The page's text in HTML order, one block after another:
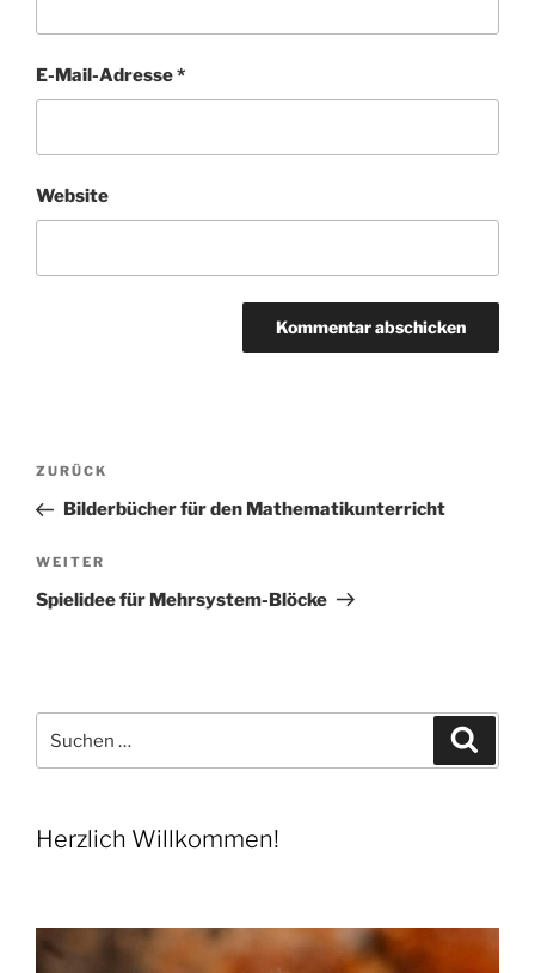
E-Mail-Adresse*
Website
Beitragsnavigation
Vorheriger
Beitrag
ZURÜCK
Bilderbücher für den Mathematikunterricht
Nächster
Beitrag
WEITER
Spielidee für Mehrsystem-Blöcke
nach:
Herzlich Willkommen!